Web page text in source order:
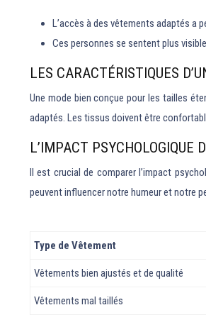
L’accès à des vêtements adaptés a
Ces personnes se sentent plus
LES CARACTÉRISTIQUES
Une mode bien conçue pour les tailles
adaptés. Les tissus doivent être
L’IMPACT PSYCHOLOGIQUE
Il est crucial de comparer l’impact
peuvent influencer notre humeur et notre
Type de Vêtement
Vêtements bien ajustés et de qualité
Vêtements mal taillés